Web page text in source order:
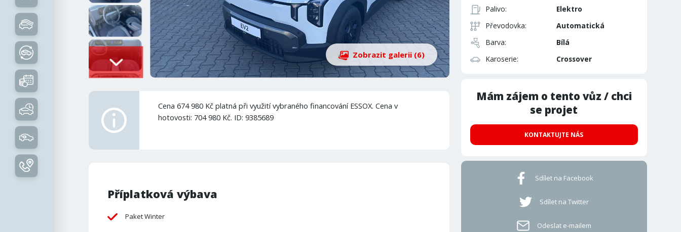
Palivo:
Elektro
Převodovka:
Automatická
Barva:
Bílá
Karoserie:
Crossover
Zobrazit galerii (6)
Cena 674 980 Kč platná při využití vybraného financování ESSOX. Cena v
hotovosti: 704 980 Kč. ID: 9385689
Příplatková výbava
Paket Winter
Mám zájem o tento vůz / chci
se projet
KONTAKTUJTE NÁS
Sdílet na Facebook
Sdílet na Twitter
Odeslat e-mailem